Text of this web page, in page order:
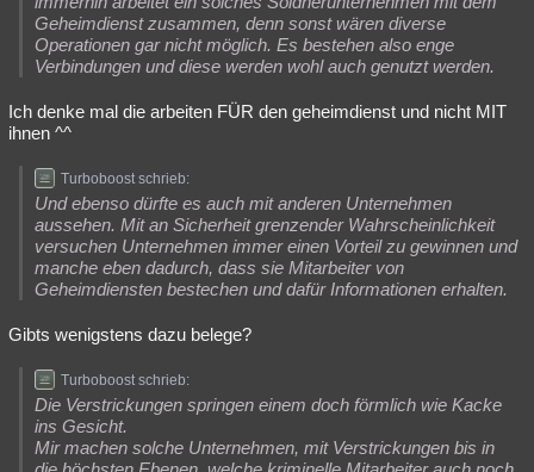
Geheimdienst zusammen, denn sonst wären diverse
Operationen gar nicht möglich. Es bestehen also enge
Verbindungen und diese werden wohl auch genutzt werden.
Ich denke mal die arbeiten FÜR den geheimdienst und nicht MIT
ihnen ^^
Turboboost schrieb:
Und ebenso dürfte es auch mit anderen Unternehmen
aussehen. Mit an Sicherheit grenzender Wahrscheinlichkeit
versuchen Unternehmen immer einen Vorteil zu gewinnen und
manche eben dadurch, dass sie Mitarbeiter von
Geheimdiensten bestechen und dafür Informationen erhalten.
Gibts wenigstens dazu belege?
Turboboost schrieb:
Die Verstrickungen springen einem doch förmlich wie Kacke
ins Gesicht.
Mir machen solche Unternehmen, mit Verstrickungen bis in